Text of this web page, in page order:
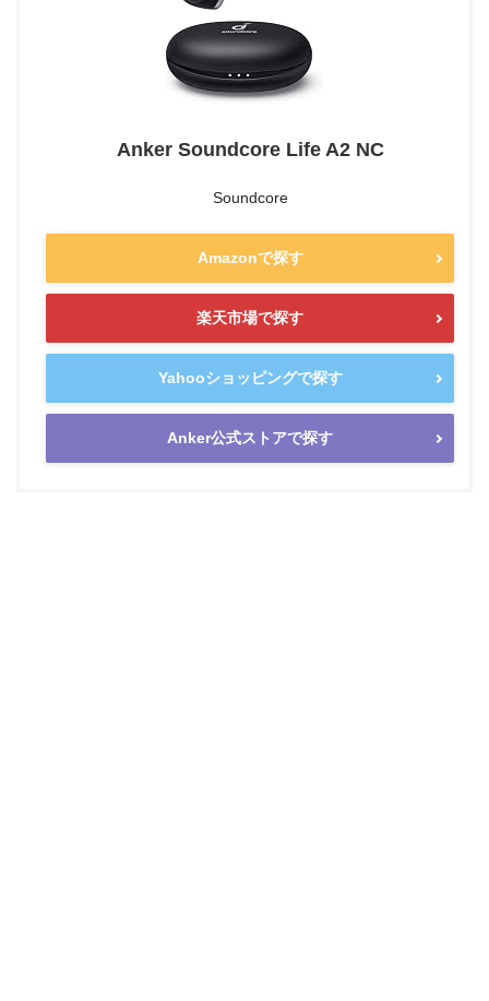
Anker Soundcore Life A2 NC
Soundcore
Amazonで探す
楽天市場で探す
Yahooショッピングで探す
Anker公式ストアで探す